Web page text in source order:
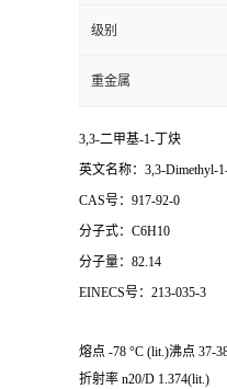
级别
重金属
3,3-二甲基-1-丁炔
英文名称：3,3-Dimethyl-
CAS号：917-92-0
分子式：C6H10
分子量：82.14
EINECS号：213-035-3
熔点 -78 °C (lit.)沸点 37-
折射率 n20/D 1.374(lit.)